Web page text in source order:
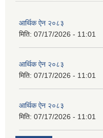
आर्थिक ऐन २०८३
मिति: 07/17/2026 - 11:01
आर्थिक ऐन २०८३
मिति: 07/17/2026 - 11:01
आर्थिक ऐन २०८३
मिति: 07/17/2026 - 11:01